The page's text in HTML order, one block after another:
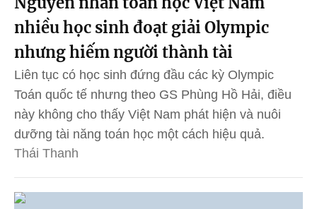
nhiều học sinh đoạt giải Olympic
nhưng hiếm người thành tài
Liên tục có học sinh đứng đầu các kỳ Olympic
Toán quốc tế nhưng theo GS Phùng Hồ Hải, điều
này không cho thấy Việt Nam phát hiện và nuôi
dưỡng tài năng toán học một cách hiệu quả.
Thái Thanh